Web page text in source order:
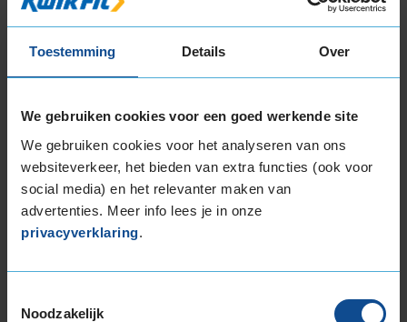
Toestemming Details Over
We gebruiken cookies voor een goed werkende site
We gebruiken cookies voor het analyseren van ons
websiteverkeer, het bieden van extra functies (ook voor
social media) en het relevanter maken van
advertenties. Meer info lees je in onze
privacyverklaring.
Noodzakelijk
EU Bandenlabel
205/65R15 102 T
C